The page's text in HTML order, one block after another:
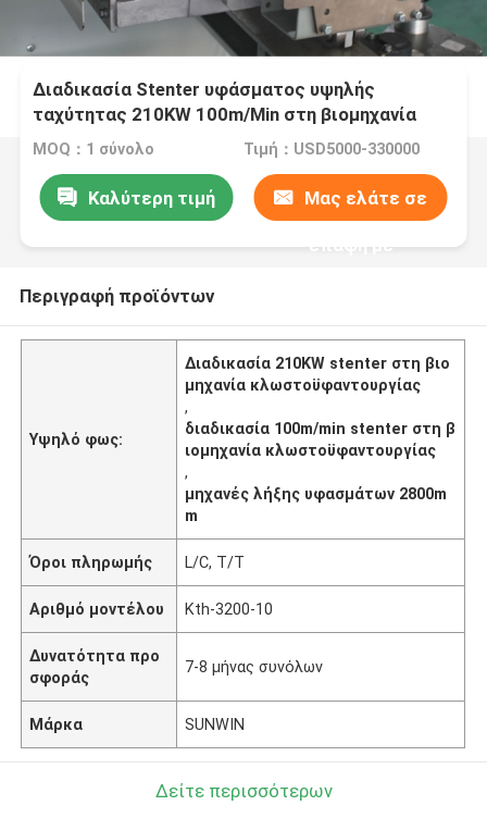
Διαδικασία Stenter υφάσματος υψηλής
ταχύτητας 210KW 100m/Min στη βιομηχανία
κλωστοϋφαντουργίας 2800mm
MOQ：1 σύνολο Τιμή：USD5000-330000
Καλύτερη τιμή Μας ελάτε σε
επαφή με
Περιγραφή προϊόντων
Υψηλό φως:
Διαδικασία 210KW stenter στη βιο
μηχανία κλωστοϋφαντουργίας
,
διαδικασία 100m/min stenter στη β
ιομηχανία κλωστοϋφαντουργίας
,
μηχανές λήξης υφασμάτων 2800m
m
Όροι πληρωμής L/C, T/T
Αριθμό μοντέλου Kth-3200-10
Δυνατότητα προ
σφοράς
7-8 μήνας συνόλων
Μάρκα SUNWIN
Δείτε περισσότερων